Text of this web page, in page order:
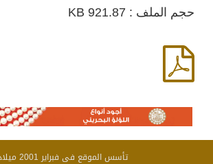
حجم الملف : 921.87 KB
تأسس الموقع فى فبراير 2001 ميلادى